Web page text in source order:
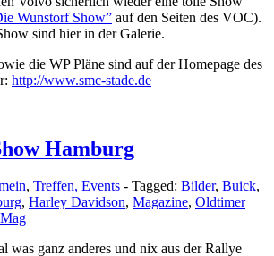
Wunstorf Show” auf den Seiten des VOC).
sind hier in der Galerie.
die WP Pläne sind auf der Homepage des
http://www.smc-stade.de
Hamburg
, Treffen, Events - Tagged: Bilder, Buick,
, Harley Davidson, Magazine, Oldtimer
was ganz anderes und nix aus der Rallye